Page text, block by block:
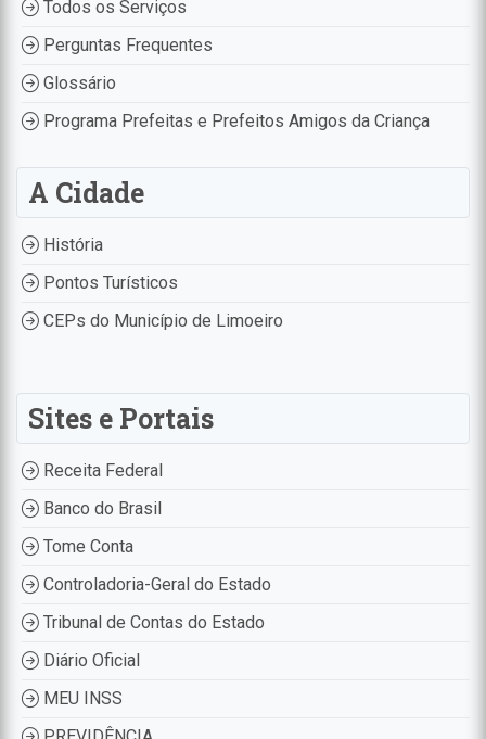
Todos os Serviços
Perguntas Frequentes
Glossário
Programa Prefeitas e Prefeitos Amigos da Criança
A Cidade
História
Pontos Turísticos
CEPs do Município de Limoeiro
Sites e Portais
Receita Federal
Banco do Brasil
Tome Conta
Controladoria-Geral do Estado
Tribunal de Contas do Estado
Diário Oficial
MEU INSS